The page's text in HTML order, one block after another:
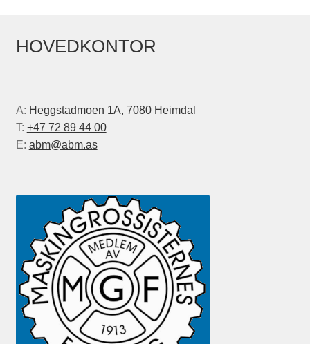
HOVEDKONTOR
A: Heggstadmoen 1A, 7080 Heimdal
T: +47 72 89 44 00
E: abm@abm.as